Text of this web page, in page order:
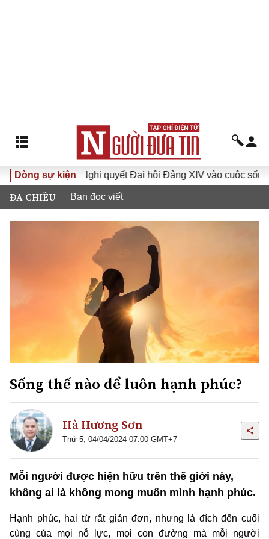
Dòng sự kiện
Đưa Nghị quyết Đại hội Đảng XIV vào cuộc sống
ĐA CHIỀU Bạn đọc viết
Sống thế nào để luôn hạnh phúc?
Hà Hương Sơn
Thứ 5, 04/04/2024 07:00 GMT+7
Mỗi người được hiện hữu trên thế giới này,
không ai là không mong muốn mình hạnh phúc.
Hạnh phúc, hai từ rất giản đơn, nhưng là đích đến cuối
cùng của mọi nỗ lực, mọi con đường mà mỗi người